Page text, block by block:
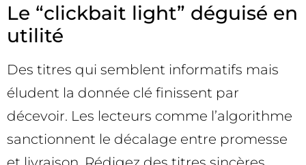
Le “clickbait light” déguisé en
utilité
Des titres qui semblent informatifs mais
éludent la donnée clé finissent par
décevoir. Les lecteurs comme l’algorithme
sanctionnent le décalage entre promesse